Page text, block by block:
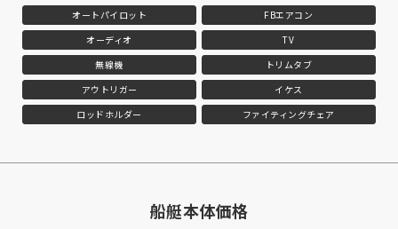
オートパイロット
FBエアコン
オーディオ
TV
無線機
トリムタブ
アウトリガー
イケス
ロッドホルダー
ファイティングチェア
船艇本体価格